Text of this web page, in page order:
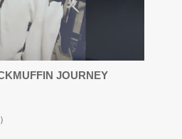
JOURNEY